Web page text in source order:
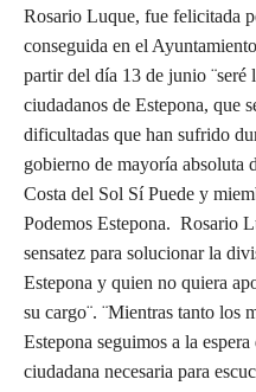
Rosario Luque, fue felicitada
conseguida en el
partir del día 13 de junio ¨seré
ciudadanos de Estepona, que
dificultadas que han sufrido
gobierno de mayoría absoluta
Costa del Sol Sí Puede y
Podemos Estepona. Rosario
sensatez para solucionar la
Estepona y quien no quiera
su cargo¨. ¨Mientras tanto los
Estepona seguimos a la
ciudadana necesaria para